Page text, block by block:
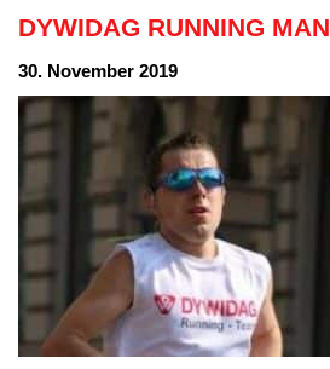
DYWIDAG RUNNING MAN
30. November 2019